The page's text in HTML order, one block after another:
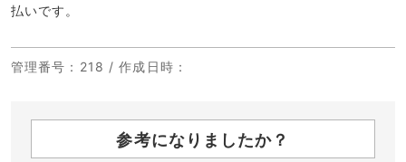
払いです。
管理番号 ：218 /作成日時 ：
参考になりましたか？